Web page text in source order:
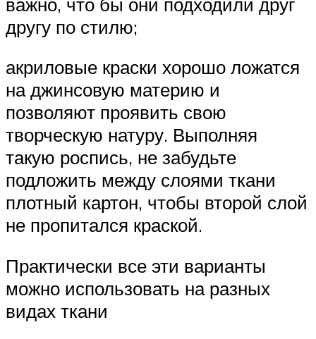
другу по стилю;
акриловые краски хорошо ложатся
на джинсовую материю и
позволяют проявить свою
творческую натуру. Выполняя
такую роспись, не забудьте
подложить между слоями ткани
плотный картон, чтобы второй слой
не пропитался краской.
Практически все эти варианты
можно использовать на разных
видах ткани